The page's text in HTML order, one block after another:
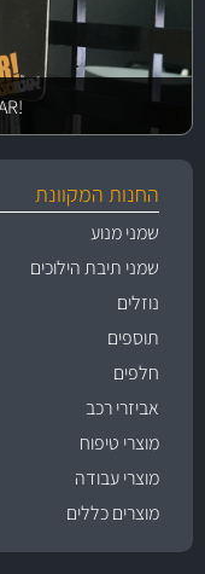
!DON'T TOUCH MY CAR
החנות המקוונת
שמני מנוע
שמני תיבת הילוכים
נוזלים
תוספים
חלפים
אביזרי רכב
מוצרי טיפוח
מוצרי עבודה
מוצרים כללים